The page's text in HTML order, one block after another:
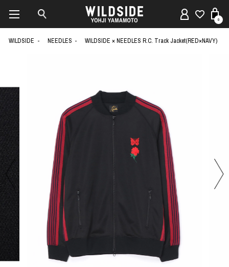
0
WILDSIDE NEEDLES WILDSIDE × NEEDLES R.C. Track Jacket(RED×NAVY)